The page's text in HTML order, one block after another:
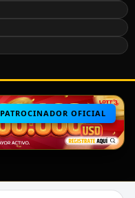
PATROCINADOR OFICIAL